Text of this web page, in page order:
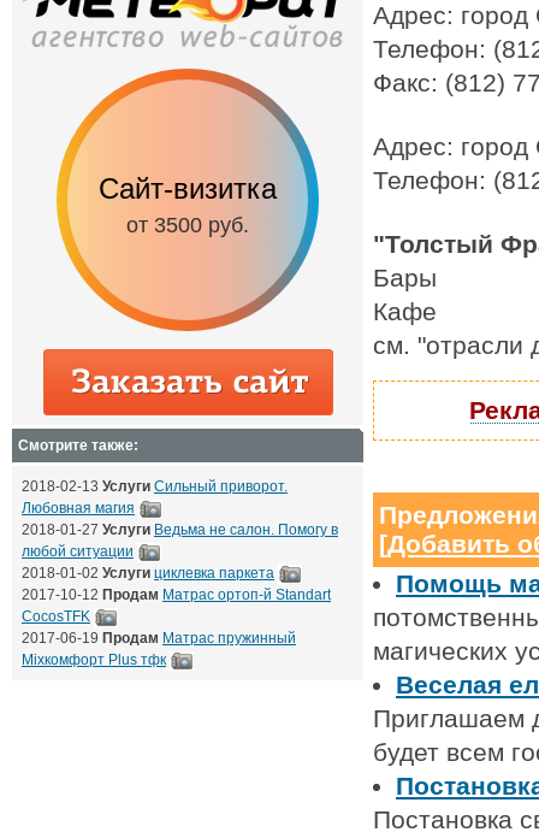
Адрес: город
Телефон:
Факс: (812)
Адрес: город
Телефон:
"Толстый
Бары
Кафе
см. "отрасли
[Добавить
Помощь
магических
Веселая
Приглашаем
будет всем
Постановка
Сайт-визитка
от 3500 руб.
Сайт с
Смотрите также:
2018-02-13 Услуги Сильный приворот.
Любовная магия
2018-01-27 Услуги Ведьма не салон. Помогу в
любой ситуации
2018-01-02 Услуги циклевка паркета
2017-10-12 Продам Матрас ортоп-й Standart
CocosTFK
2017-06-19 Продам Матрас пружинный
Mixкомфорт Plus тфк